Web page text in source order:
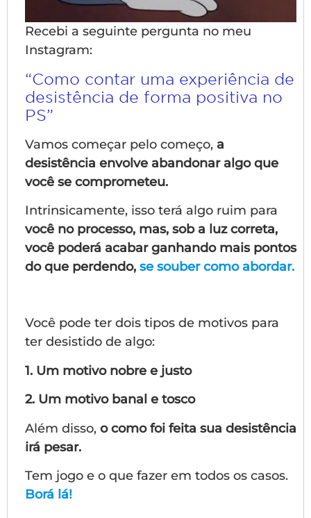
Recebi a seguinte pergunta no meu
Instagram:
“Como contar uma experiência de
desistência de forma positiva no
PS”
Vamos começar pelo começo, a
desistência envolve abandonar algo que
você se comprometeu.
Intrinsicamente, isso terá algo ruim para
você no processo, mas, sob a luz correta,
você poderá acabar ganhando mais pontos
do que perdendo, se souber como abordar.
Você pode ter dois tipos de motivos para
ter desistido de algo:
1. Um motivo nobre e justo
2. Um motivo banal e tosco
Além disso, o como foi feita sua desistência
irá pesar.
Tem jogo e o que fazer em todos os casos.
Borá lá!